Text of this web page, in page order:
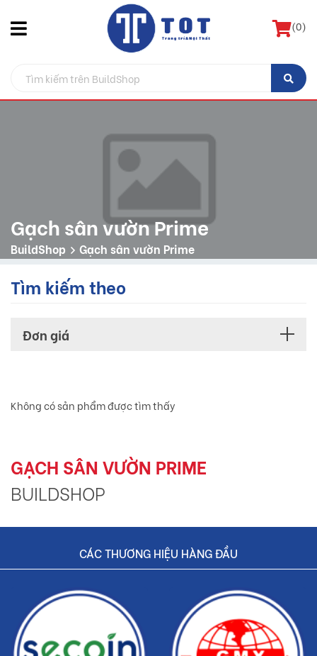
(0)
Gạch sân vườn Prime
BuildShop Gạch sân vườn Prime
Tìm kiếm theo
Đơn giá
Không có sản phẩm được tìm thấy
GẠCH SÂN VƯỜN PRIME
BUILDSHOP
CÁC THƯƠNG HIỆU HÀNG ĐẦU